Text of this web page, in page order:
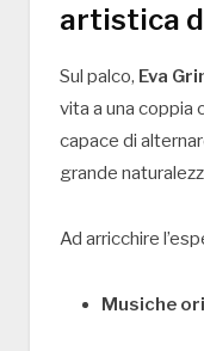
artistica
Sul palco, Eva
vita a una coppia
capace di
grande
Ad arricchire
Musiche